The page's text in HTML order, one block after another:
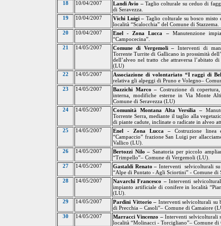
18 10/04/2007 Landi Avio – Taglio colturale su ceduo di
di Seravezza.
19 10/04/2007 Vichi Luigi –Taglio colturale su bosco
località “Scalocchia” del Comune di Stazzema.
20 10/04/2007 Enel - Zona Lucca – Manutenzione
“Campocecina”.
21 14/05/2007 Comune di Vergemoli –Interventi di
Torrente Turrite di Gallicano in prossimità
dell’alveo nel tratto che attraversa l’abitato
(LU)
22 14/05/2007
Associazione di volontariato “I raggi di
relativa gli alpeggi di Pruno e Volegno–
23 14/05/2007 Bazzichi Marco – Costruzione di
interna, modifiche esterne in Via Monte
Comune di Seravezza (LU)
24 14/05/2007 Comunità Montana Alta Versilia –
Torrente Serra, mediante il taglio alla
di piante cadute, inclinate o radicate in alveo
25 14/05/2007 Enel - Zona Lucca – Costruzione linea
“Campaccio” frazione San Luigi per
Vallico (LU).
26 14/05/2007 Bertozzi Nilo – Sanatoria per piccolo
“Trimpello”– Comune di Vergemoli (LU).
27 14/05/2007 Gastaldi Renato – Interventi
selvicolturali
“Alpe di Puntato - Agli Sciortini” - Comune di
28 14/05/2007 Navarchi Francesco –Interventi
impianto artificiale di conifere in località
(LU).
29 14/05/2007 Pardini Vittorio – Interventi selvicolturali su
di Precchia – Casoli”– Comune di Camaiore
30 14/05/2007 Marracci Vincenzo –Interventi selvicolturali
località “Molinacci - Torcigliano”– Comune di